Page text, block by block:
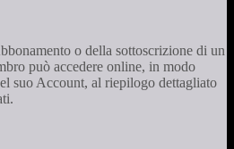
o della sottoscrizione di un
può accedere online, in modo
suo Account, al riepilogo dettagliato